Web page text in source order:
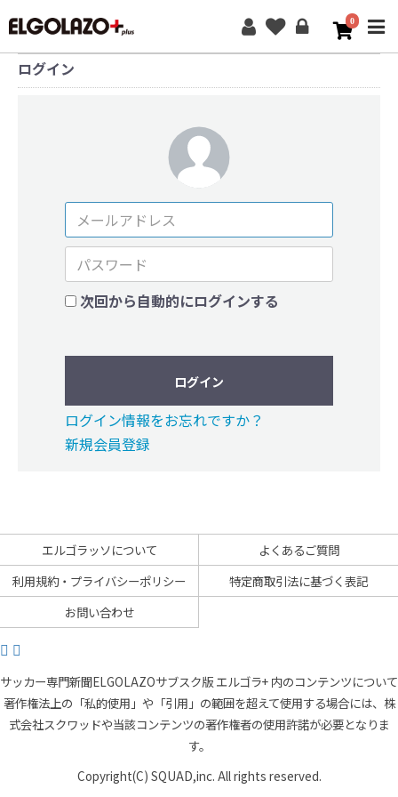
0
ログイン
次回から自動的にログインする
ログイン
ログイン情報をお忘れですか？
新規会員登録
エルゴラッソについて
よくあるご質問
利用規約・プライバシーポリシー
特定商取引法に基づく表記
お問い合わせ
サッカー専門新聞ELGOLAZOサブスク版 エルゴラ+ 内のコンテンツについて
著作権法上の「私的使用」や「引用」の範囲を超えて使用する場合には、株
式会社スクワッドや当該コンテンツの著作権者の使用許諾が必要となりま
す。
Copyright(C) SQUAD,inc. All rights reserved.